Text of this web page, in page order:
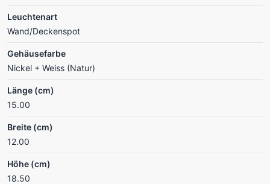
Leuchtenart
Wand/Deckenspot
Gehäusefarbe
Nickel + Weiss (Natur)
Länge (cm)
15.00
Breite (cm)
12.00
Höhe (cm)
18.50